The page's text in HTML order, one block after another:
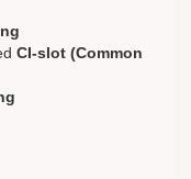
CI-slot (Common